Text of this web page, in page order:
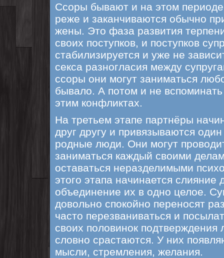
Ссоры бывают и на этом
реже и заканчиваются обычно
жены. Это фаза развития
своих поступков, и поступков
стабилизируется и уже не
секса разногласия между
ссоры они могут заниматься
бывало. А потом и не
этим конфликтах.
На третьем этапе партнёры
друг другу и привязываются
родные люди. Они могут
заниматься каждый своими
оставаться неразделимыми
этого этапа начинается слияние
объединение их в одно целое.
довольно спокойно переносят
часто перезваниваться и
своих половинок
словно срастаются. У них
мысли, стремления, желания.